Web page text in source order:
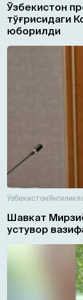
Ўзбекистон
тўғрисидаги
юборилди
Ўзбекистон
Шавкат
устувор